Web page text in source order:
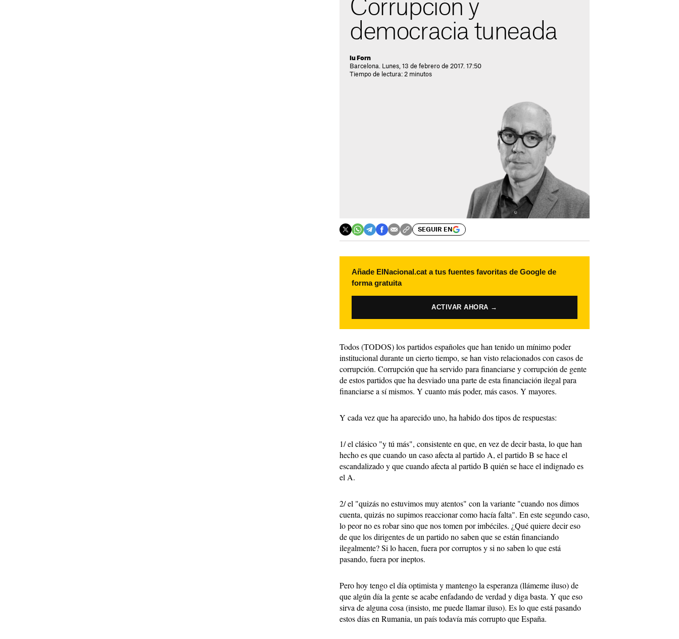
Corrupción y
democracia tuneada
Iu Forn
Barcelona. Lunes, 13 de febrero de 2017. 17:50
Tiempo de lectura: 2 minutos
SEGUIR EN
Añade ElNacional.cat a tus fuentes favoritas de Google de
forma gratuita
ACTIVAR AHORA →
Todos (TODOS) los partidos españoles que han tenido un mínimo poder
institucional durante un cierto tiempo, se han visto relacionados con casos de
corrupción. Corrupción que ha servido para financiarse y corrupción de gente
de estos partidos que ha desviado una parte de esta financiación ilegal para
financiarse a sí mismos. Y cuanto más poder, más casos. Y mayores.
Y cada vez que ha aparecido uno, ha habido dos tipos de respuestas:
1/ el clásico "y tú más", consistente en que, en vez de decir basta, lo que han
hecho es que cuando un caso afecta al partido A, el partido B se hace el
escandalizado y que cuando afecta al partido B quién se hace el indignado es
el A.
2/ el "quizás no estuvimos muy atentos" con la variante "cuando nos dimos
cuenta, quizás no supimos reaccionar como hacía falta". En este segundo caso,
lo peor no es robar sino que nos tomen por imbéciles. ¿Qué quiere decir eso
de que los dirigentes de un partido no saben que se están financiando
ilegalmente? Si lo hacen, fuera por corruptos y si no saben lo que está
pasando, fuera por ineptos.
Pero hoy tengo el día optimista y mantengo la esperanza (llámeme iluso) de
que algún día la gente se acabe enfadando de verdad y diga basta. Y que eso
sirva de alguna cosa (insisto, me puede llamar iluso). Es lo que está pasando
estos días en Rumania, un país todavía más corrupto que España.